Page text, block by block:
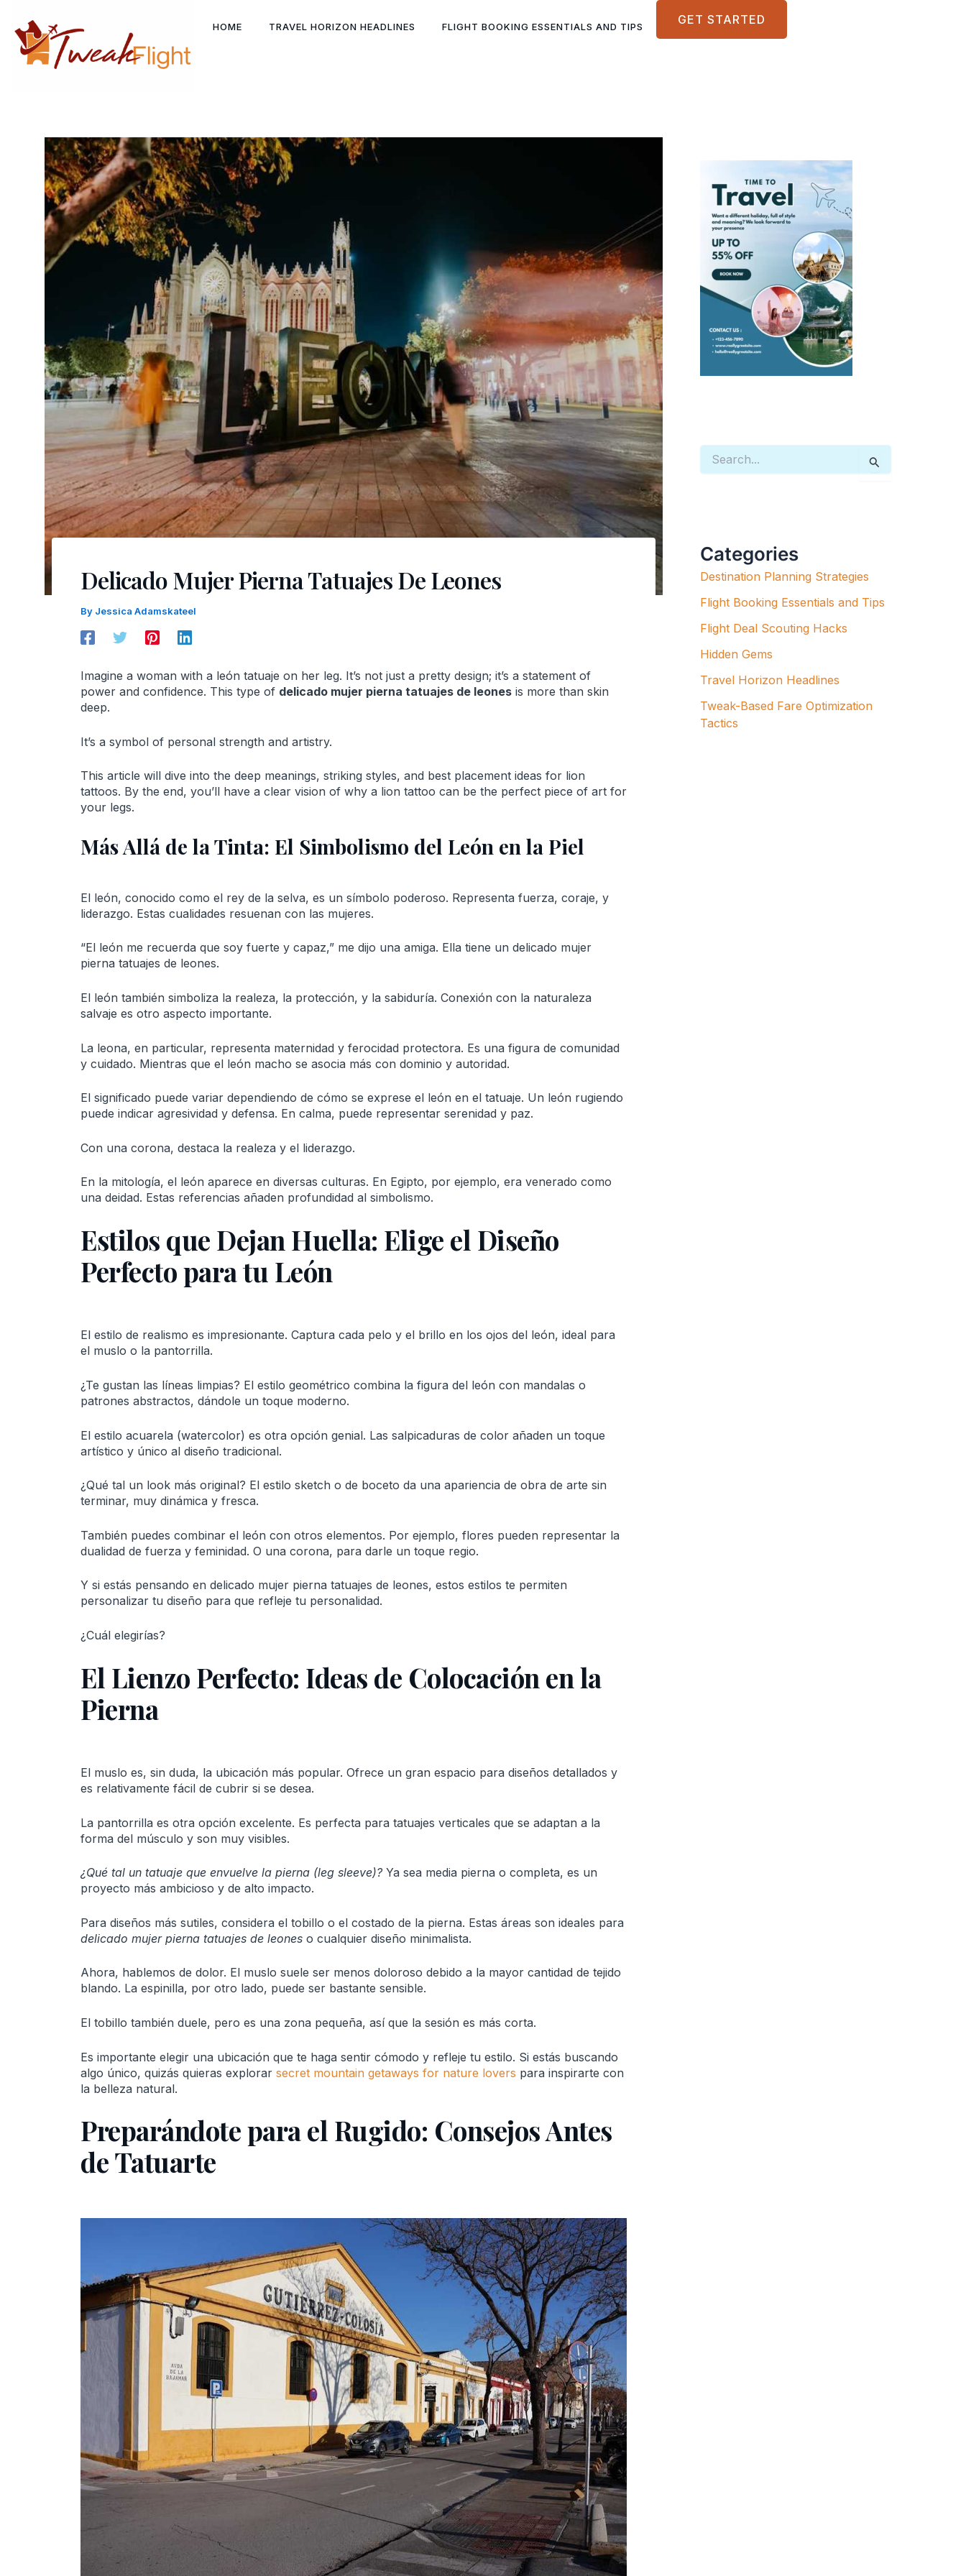
content
HOME TRAVEL HORIZON HEADLINES FLIGHT BOOKING ESSENTIALS AND TIPS GET STARTED
Delicado Mujer Pierna Tatuajes De Leones
By Jessica Adamskateel
Imagine a woman with a león tatuaje on her leg. It’s not just a pretty design; it’s a statement of
power and confidence. This type of delicado mujer pierna tatuajes de leones is more than skin
deep.
It’s a symbol of personal strength and artistry.
This article will dive into the deep meanings, striking styles, and best placement ideas for lion
tattoos. By the end, you’ll have a clear vision of why a lion tattoo can be the perfect piece of art for
your legs.
Más Allá de la Tinta: El Simbolismo del León en la Piel
El león, conocido como el rey de la selva, es un símbolo poderoso. Representa fuerza, coraje, y
liderazgo. Estas cualidades resuenan con las mujeres.
“El león me recuerda que soy fuerte y capaz,” me dijo una amiga. Ella tiene un delicado mujer
pierna tatuajes de leones.
El león también simboliza la realeza, la protección, y la sabiduría. Conexión con la naturaleza
salvaje es otro aspecto importante.
La leona, en particular, representa maternidad y ferocidad protectora. Es una figura de comunidad
y cuidado. Mientras que el león macho se asocia más con dominio y autoridad.
El significado puede variar dependiendo de cómo se exprese el león en el tatuaje. Un león rugiendo
puede indicar agresividad y defensa. En calma, puede representar serenidad y paz.
Con una corona, destaca la realeza y el liderazgo.
En la mitología, el león aparece en diversas culturas. En Egipto, por ejemplo, era venerado como
una deidad. Estas referencias añaden profundidad al simbolismo.
Estilos que Dejan Huella: Elige el Diseño
Perfecto para tu León
El estilo de realismo es impresionante. Captura cada pelo y el brillo en los ojos del león, ideal para
el muslo o la pantorrilla.
¿Te gustan las líneas limpias? El estilo geométrico combina la figura del león con mandalas o
patrones abstractos, dándole un toque moderno.
El estilo acuarela (watercolor) es otra opción genial. Las salpicaduras de color añaden un toque
artístico y único al diseño tradicional.
¿Qué tal un look más original? El estilo sketch o de boceto da una apariencia de obra de arte sin
terminar, muy dinámica y fresca.
También puedes combinar el león con otros elementos. Por ejemplo, flores pueden representar la
dualidad de fuerza y feminidad. O una corona, para darle un toque regio.
Y si estás pensando en delicado mujer pierna tatuajes de leones, estos estilos te permiten
personalizar tu diseño para que refleje tu personalidad.
¿Cuál elegirías?
El Lienzo Perfecto: Ideas de Colocación en la
Pierna
El muslo es, sin duda, la ubicación más popular. Ofrece un gran espacio para diseños detallados y
es relativamente fácil de cubrir si se desea.
La pantorrilla es otra opción excelente. Es perfecta para tatuajes verticales que se adaptan a la
forma del músculo y son muy visibles.
¿Qué tal un tatuaje que envuelve la pierna (leg sleeve)?Ya sea media pierna o completa, es un
proyecto más ambicioso y de alto impacto.
Para diseños más sutiles, considera el tobillo o el costado de la pierna. Estas áreas son ideales para
delicado mujer pierna tatuajes de leones o cualquier diseño minimalista.
Ahora, hablemos de dolor. El muslo suele ser menos doloroso debido a la mayor cantidad de tejido
blando. La espinilla, por otro lado, puede ser bastante sensible.
El tobillo también duele, pero es una zona pequeña, así que la sesión es más corta.
Es importante elegir una ubicación que te haga sentir cómodo y refleje tu estilo. Si estás buscando
algo único, quizás quieras explorar secret mountain getaways for nature lovers para inspirarte con
la belleza natural.
Preparándote para el Rugido: Consejos Antes
de Tatuarte
E
O
:
Categories
Destination Planning Strategies
Flight Booking Essentials and Tips
Flight Deal Scouting Hacks
Hidden Gems
Travel Horizon Headlines
Tweak-Based Fare Optimization
Tactics